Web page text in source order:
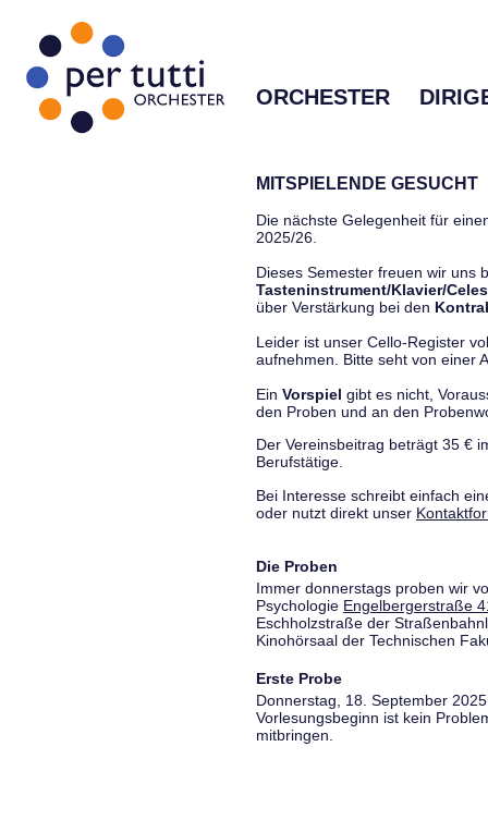
ORCHESTER
MITSPIELENDE GESUCHT
Die nächste Gelegenheit für
2025/26.
Dieses Semester freuen wir uns
Tasteninstrument/Klavier/
über Verstärkung bei den
Leider ist unser Cello-Register
aufnehmen. Bitte seht von einer
Ein Vorspiel gibt es nicht,
den Proben und an den
Der Vereinsbeitrag beträgt 35 €
Berufstätige.
Bei Interesse schreibt einfach
oder nutzt direkt unser
Die Proben
Immer donnerstags proben wir
Psychologie Engelbergerstraße
Eschholzstraße der
Kinohörsaal der Technischen
Erste Probe
Donnerstag, 18. September
Vorlesungsbeginn ist kein
mitbringen.